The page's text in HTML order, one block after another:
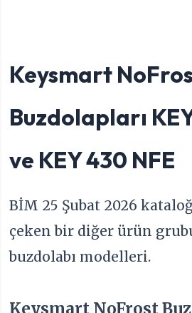
Keysmart
Buzdolapları
ve KEY 430 NFE
BİM 25 Şubat 2026
çeken bir diğer ürün
buzdolabı modelleri.
Keysmart NoFrost